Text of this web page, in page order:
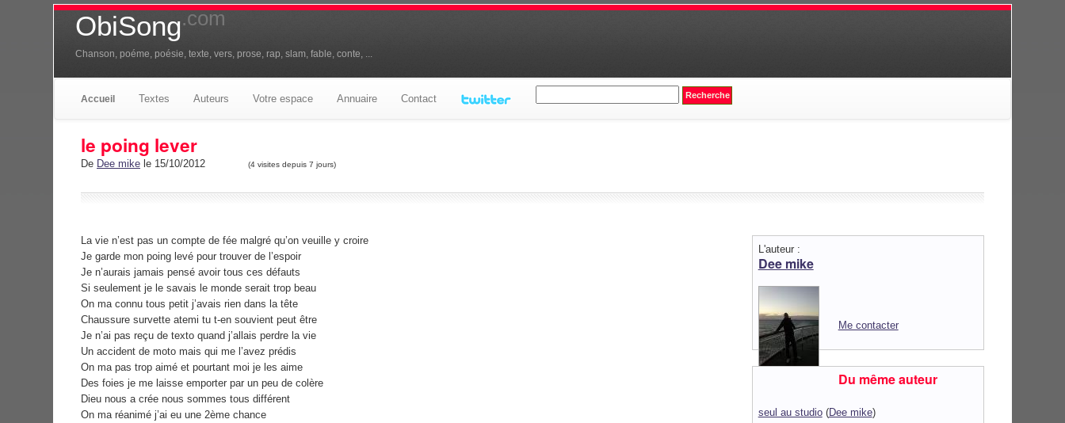
ObiSong.com
Chanson, poéme, poésie, texte, vers, prose, rap, slam, fable, conte, ...
Accueil Textes Auteurs Votre espace Annuaire Contact
le poing lever
De Dee mike le 15/10/2012 (4 visites depuis 7 jours)
La vie n’est pas un compte de fée malgré qu’on veuille y croire
Je garde mon poing levé pour trouver de l’espoir
Je n’aurais jamais pensé avoir tous ces défauts
Si seulement je le savais le monde serait trop beau
On ma connu tous petit j’avais rien dans la tête
Chaussure survette atemi tu t-en souvient peut être
Je n’ai pas reçu de texto quand j’allais perdre la vie
Un accident de moto mais qui me l’avez prédis
On ma pas trop aimé et pourtant moi je les aime
Des foies je me laisse emporter par un peu de colère
Dieu nous a crée nous sommes tous différent
On ma réanimé j’ai eu une 2ème chance
L'auteur :
Dee mike
Me contacter
Du même auteur
seul au studio(Dee mike)